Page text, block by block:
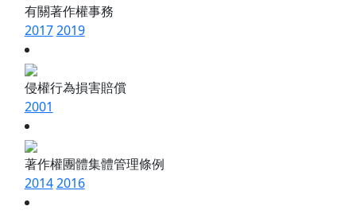
有關著作權事務
20172019
侵權行為損害賠償
2001
著作權團體集體管理條例
20142016